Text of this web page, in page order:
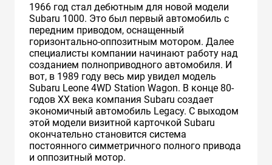
1966 год стал дебютным для новой модели
Subaru 1000. Это был первый автомобиль с
передним приводом, оснащенный
горизонтально-оппозитным мотором. Далее
специалисты компании начинают работу над
созданием полноприводного автомобиля. И
вот, в 1989 году весь мир увидел модель
Subaru Leone 4WD Station Wagon. В конце 80-
годов XX века компания Subaru создает
экономичный автомобиль Legacy. С выходом
этой модели визитной карточкой Subaru
окончательно становится система
постоянного симметричного полного привода
и оппозитный мотор.